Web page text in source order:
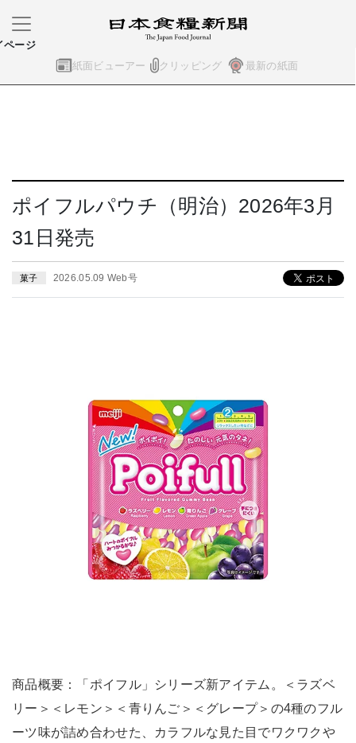
紙面ビューアー クリッピング 最新の紙面
ページ
ポイフルパウチ（明治）2026年3月
31日発売
菓子 2026.05.09 Web号
商品概要：「ポイフル」シリーズ新アイテム。＜ラズベ
リー＞＜レモン＞＜青りんご＞＜グレープ＞の4種のフル
ーツ味が詰め合わせた、カラフルな見た目でワクワクや